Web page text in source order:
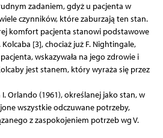
zadaniem, gdyż u pacjenta w
czynników, które zaburzają ten stan.
komfort pacjenta stanowi podstawowe
[3], chociaż już F. Nightingale,
wskazywała na jego zdrowie i
jest stanem, który wyraża się przez
Orlando (1961), określanej jako stan, w
wszystkie odczuwane potrzeby,
z zaspokojeniem potrzeb wg V.